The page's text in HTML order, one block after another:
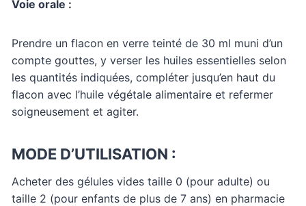
Voie orale :
Prendre un flacon en verre teinté de 30 ml muni d’un
compte gouttes, y verser les huiles essentielles selon
les quantités indiquées, compléter jusqu’en haut du
flacon avec l’huile végétale alimentaire et refermer
soigneusement et agiter.
MODE D’UTILISATION :
Acheter des gélules vides taille 0 (pour adulte) ou
taille 2 (pour enfants de plus de 7 ans) en pharmacie